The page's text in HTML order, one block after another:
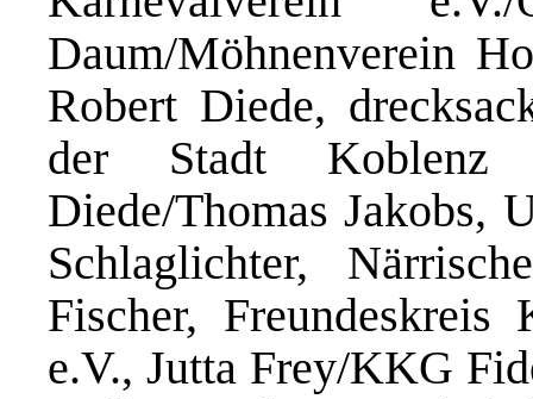
Daum/Möhnenverein
Robert Diede,
der Stadt Koblenz
Diede/Thomas Jakobs,
Schlaglichter,
Fischer, Freundeskreis
e.V., Jutta Frey/KKG